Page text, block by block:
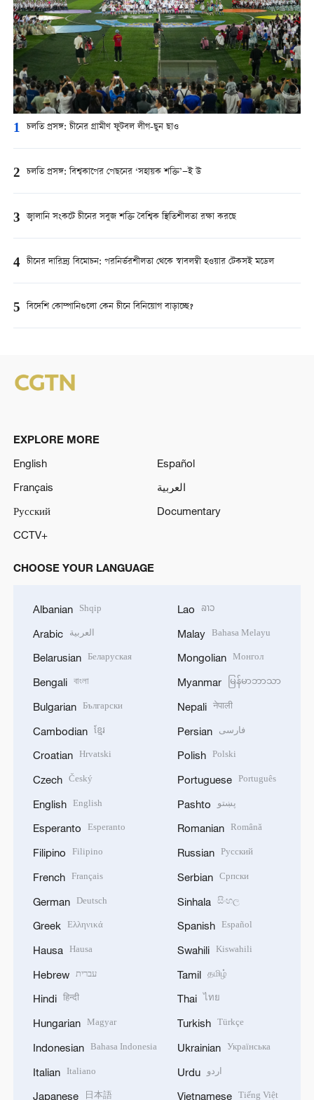
1 চলতি প্রসঙ্গ: চীনের গ্রামীণ ফুটবল লীগ-ছুন ছাও
2 চলতি প্রসঙ্গ: বিশ্বকাপের পেছনের ‘সহায়ক শক্তি’—ই উ
3 জ্বালানি সংকটে চীনের সবুজ শক্তি বৈশ্বিক স্থিতিশীলতা রক্ষা করছে
4 চীনের দারিদ্র্য বিমোচন: পরনির্ভরশীলতা থেকে স্বাবলম্বী হওয়ার টেকসই মডেল
5 বিদেশি কোম্পানিগুলো কেন চীনে বিনিয়োগ বাড়াচ্ছে?
EXPLORE MORE
English
Español
Français
العربية
Русский
Documentary
CCTV+
CHOOSE YOUR LANGUAGE
Albanian Shqip
Arabic العربية
Belarusian Беларуская
Bengali বাংলা
Bulgarian Български
Cambodian ខ្មែរ
Croatian Hrvatski
Czech Český
English English
Esperanto Esperanto
Filipino Filipino
French Français
German Deutsch
Greek Ελληνικά
Hausa Hausa
Hebrew עברית
Hindi हिन्दी
Hungarian Magyar
Indonesian Bahasa Indonesia
Italian Italiano
Japanese 日本語
Lao ລາວ
Malay Bahasa Melayu
Mongolian Монгол
Myanmar မြန်မာဘာသာ
Nepali नेपाली
Persian فارسی
Polish Polski
Portuguese Português
Pashto پښتو
Romanian Română
Russian Русский
Serbian Српски
Sinhala සිංහල
Spanish Español
Swahili Kiswahili
Tamil தமிழ்
Thai ไทย
Turkish Türkçe
Ukrainian Українська
Urdu اردو
Vietnamese Tiếng Việt